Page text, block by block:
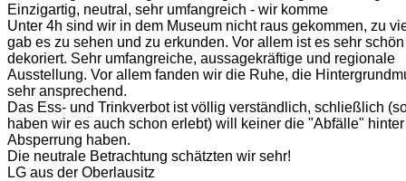
Einzigartig, neutral, sehr umfangreich - wir komme
Unter 4h sind wir in dem Museum nicht raus gekommen, zu
gab es zu sehen und zu erkunden. Vor allem ist es sehr schön
dekoriert. Sehr umfangreiche, aussagekräftige und regionale
Ausstellung. Vor allem fanden wir die Ruhe, die
sehr ansprechend.
Das Ess- und Trinkverbot ist völlig verständlich, schließlich
haben wir es auch schon erlebt) will keiner die "Abfälle"
Absperrung haben.
Die neutrale Betrachtung schätzten wir sehr!
LG aus der Oberlausitz